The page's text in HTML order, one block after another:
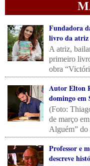
Fundadora
livro da atriz
A atriz,
primeiro
obra
Autor Elton
domingo em
(Foto:
de março
Alguém” do
Professor e
descreve